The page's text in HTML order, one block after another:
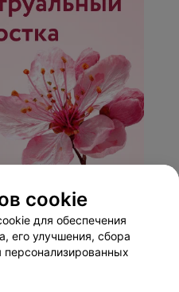
cookie
для обеспечения
его улучшения, сбора
персонализированных